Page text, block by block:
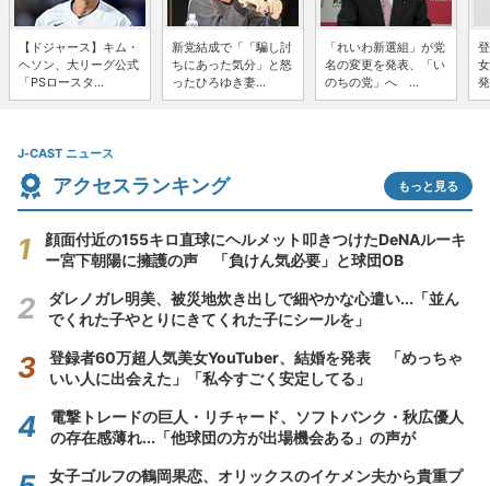
【ドジャース】キム・
ヘソン、大リーグ公式
「PSロースタ...
新党結成で「「騙し討
ちにあった気分」と怒
ったひろゆき妻...
「れいわ新選組」が党
名の変更を発表、「い
のちの党」へ ...
J-CAST ニュース
アクセスランキング もっと見る
顔面付近の155キロ直球にヘルメット叩きつけたDeNAルーキ
ー宮下朝陽に擁護の声 「負けん気必要」と球団OB
ダレノガレ明美、被災地炊き出しで細やかな心遣い...「並ん
でくれた子やとりにきてくれた子にシールを」
登録者60万超人気美女YouTuber、結婚を発表 「めっちゃ
いい人に出会えた」「私今すごく安定してる」
電撃トレードの巨人・リチャード、ソフトバンク・秋広優人
の存在感薄れ...「他球団の方が出場機会ある」の声が
女子ゴルフの鶴岡果恋、オリックスのイケメン夫から貴重プ